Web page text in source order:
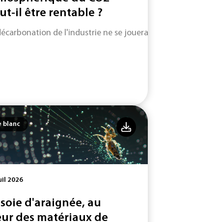
il être rentable ?
de l'industrie ne se jouera pas uniquement
blanc
2026
soie d'araignée, au
des matériaux de